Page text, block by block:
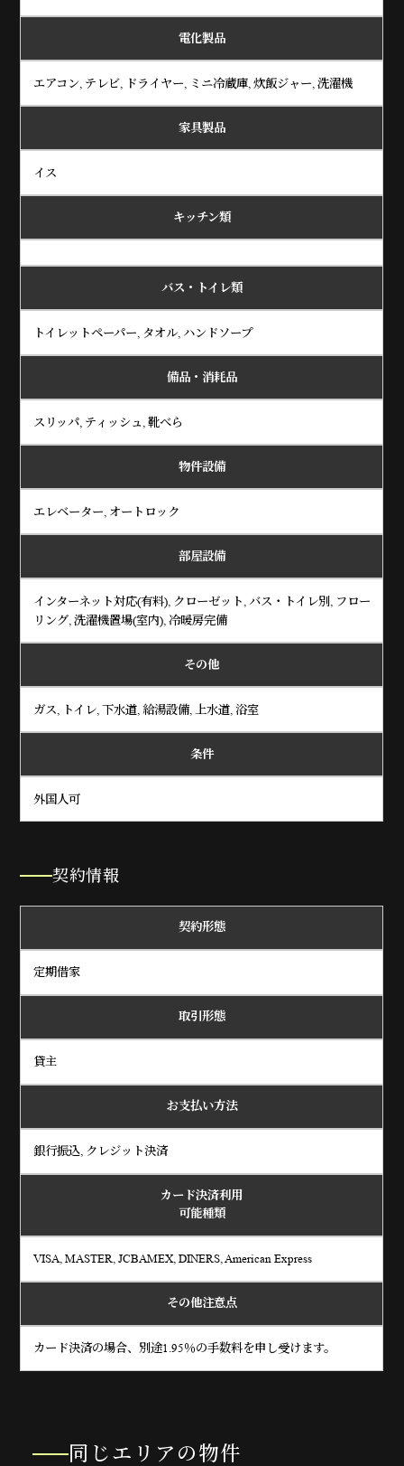
電化製品
エアコン, テレビ, ドライヤー, ミニ冷蔵庫, 炊飯ジャー, 洗濯機
家具製品
イス
キッチン類
バス・トイレ類
トイレットペーパー, タオル, ハンドソープ
備品・消耗品
スリッパ, ティッシュ, 靴べら
物件設備
エレベーター, オートロック
部屋設備
インターネット対応(有料), クローゼット, バス・トイレ別, フロー
リング, 洗濯機置場(室内), 冷暖房完備
その他
ガス, トイレ, 下水道, 給湯設備, 上水道, 浴室
条件
外国人可
契約情報
契約形態
定期借家
取引形態
貸主
お支払い方法
銀行振込, クレジット決済
カード決済利用
可能種類
VISA, MASTER, JCBAMEX, DINERS, American Express
その他注意点
カード決済の場合、別途1.95％の手数料を申し受けます。
同じエリアの物件